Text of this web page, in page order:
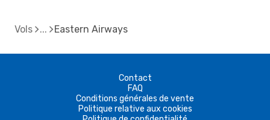
Vols Eastern Airways
Contact
FAQ
Conditions générales de vente
Politique relative aux cookies